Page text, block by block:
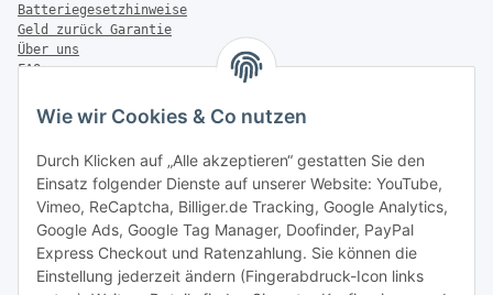
Wie wir Cookies & Co nutzen
Durch Klicken auf „Alle akzeptieren“ gestatten Sie den
Einsatz folgender Dienste auf unserer Website: YouTube,
Vimeo, ReCaptcha, Billiger.de Tracking, Google Analytics,
Google Ads, Google Tag Manager, Doofinder, PayPal
Express Checkout und Ratenzahlung. Sie können die
Einstellung jederzeit ändern (Fingerabdruck-Icon links
Batteriegesetzhinweise
Geld zurück Garantie
Über uns
FAQ
Zahlung & Versand
Versandinformationen